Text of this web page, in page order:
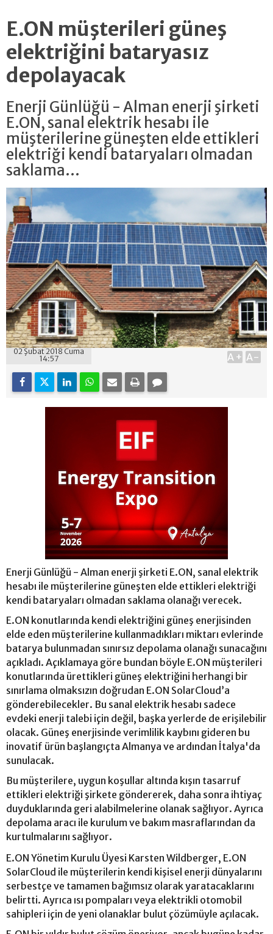
E.ON müşterileri güneş
elektriğini bataryasız
depolayacak
Enerji Günlüğü - Alman enerji şirketi
E.ON, sanal elektrik hesabı ile
müşterilerine güneşten elde ettikleri
elektriği kendi bataryaları olmadan
saklama...
02 Şubat 2018 Cuma
14:57
A+ A-
Enerji Günlüğü - Alman enerji şirketi E.ON, sanal elektrik
hesabı ile müşterilerine güneşten elde ettikleri elektriği
kendi bataryaları olmadan saklama olanağı verecek.
E.ON konutlarında kendi elektriğini güneş enerjisinden
elde eden müşterilerine kullanmadıkları miktarı evlerinde
batarya bulunmadan sınırsız depolama olanağı sunacağını
açıkladı. Açıklamaya göre bundan böyle E.ON müşterileri
konutlarında ürettikleri güneş elektriğini herhangi bir
sınırlama olmaksızın doğrudan E.ON SolarCloud’a
gönderebilecekler. Bu sanal elektrik hesabı sadece
evdeki enerji talebi için değil, başka yerlerde de erişilebilir
olacak. Güneş enerjisinde verimlilik kaybını gideren bu
inovatif ürün başlangıçta Almanya ve ardından İtalya'da
sunulacak.
Bu müşterilere, uygun koşullar altında kışın tasarruf
ettikleri elektriği şirkete göndererek, daha sonra ihtiyaç
duyduklarında geri alabilmelerine olanak sağlıyor. Ayrıca
depolama aracı ile kurulum ve bakım masraflarından da
kurtulmalarını sağlıyor.
E.ON Yönetim Kurulu Üyesi Karsten Wildberger, E.ON
SolarCloud ile müşterilerin kendi kişisel enerji dünyalarını
serbestçe ve tamamen bağımsız olarak yaratacaklarını
belirtti. Ayrıca ısı pompaları veya elektrikli otomobil
sahipleri için de yeni olanaklar bulut çözümüyle açılacak.